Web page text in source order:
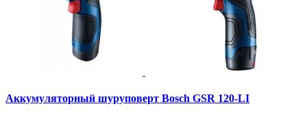
Аккумуляторный шуруповерт Bosch GSR 120-LI